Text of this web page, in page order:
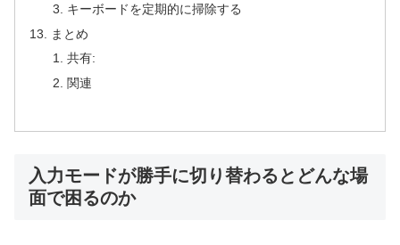
キーボードを定期的に掃除する
まとめ
共有:
関連
入力モードが勝手に切り替わるとどんな場
面で困るのか